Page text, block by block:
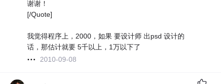
谢谢！
[/Quote]
我觉得程序上，2000，如果 要设计师 出psd 设计的
话，那估计就要 5千以上，1万以下了
2010-09-08